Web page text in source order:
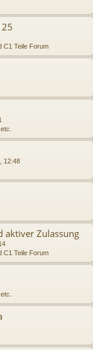
C1 Teile Forum
12:48
aktiver Zulassung
C1 Teile Forum